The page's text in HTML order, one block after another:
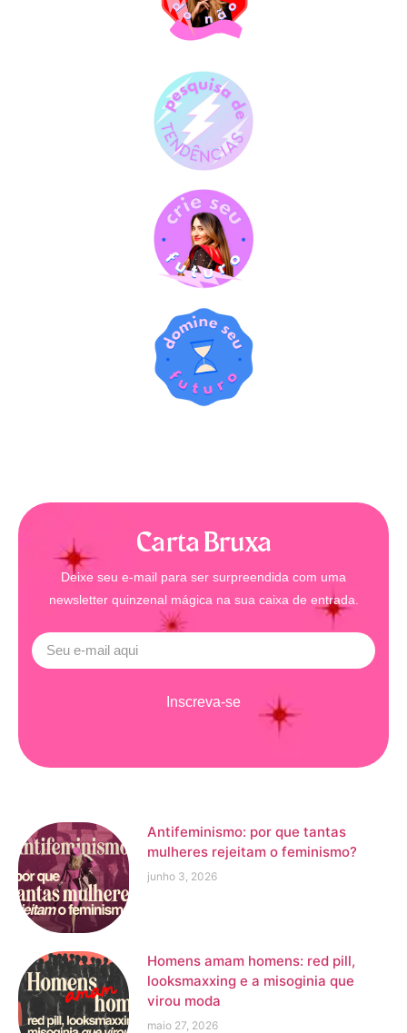
Carta Bruxa
Deixe seu e-mail para ser surpreendida com uma
newsletter quinzenal mágica na sua caixa de entrada.
Inscreva-se
Antifeminismo: por que tantas
mulheres rejeitam o feminismo?
junho 3, 2026
Homens amam homens: red pill,
looksmaxxing e a misoginia que
virou moda
maio 27, 2026